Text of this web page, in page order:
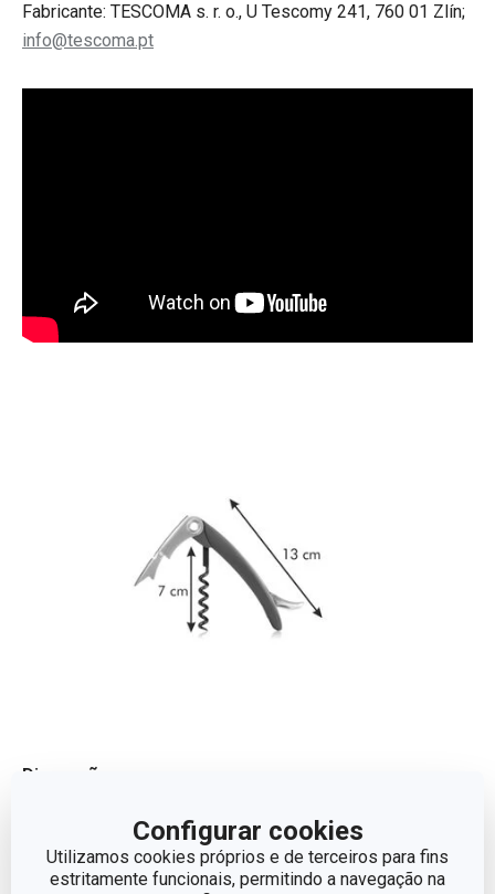
Configurar cookies
Utilizamos cookies próprios e de terceiros para fins
estritamente funcionais, permitindo a navegação na
Fabricante: TESCOMA s. r. o., U Tescomy 241, 760 01 Zlín;
info@tescoma.pt
Dimensões
ALTURA (CM)